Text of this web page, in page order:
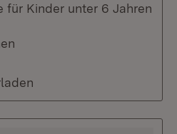
für Kinder unter 6 Jahren